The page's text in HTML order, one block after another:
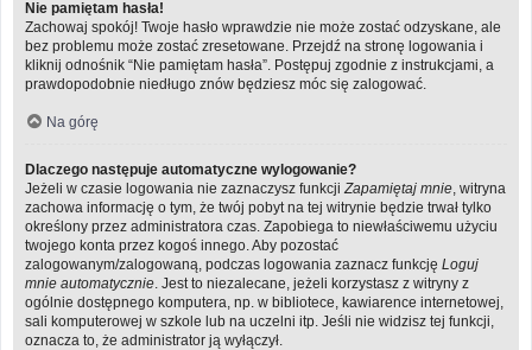
Nie pamiętam hasła!
Zachowaj spokój! Twoje hasło wprawdzie nie może zostać odzyskane, ale
bez problemu może zostać zresetowane. Przejdź na stronę logowania i
kliknij odnośnik “Nie pamiętam hasła”. Postępuj zgodnie z instrukcjami, a
prawdopodobnie niedługo znów będziesz móc się zalogować.
Na górę
Dlaczego następuje automatyczne wylogowanie?
Jeżeli w czasie logowania nie zaznaczysz funkcji Zapamiętaj mnie , witryna
zachowa informację o tym, że twój pobyt na tej witrynie będzie trwał tylko
określony przez administratora czas. Zapobiega to niewłaściwemu użyciu
twojego konta przez kogoś innego. Aby pozostać
zalogowanym/zalogowaną, podczas logowania zaznacz funkcję Loguj
mnie automatycznie . Jest to niezalecane, jeżeli korzystasz z witryny z
ogólnie dostępnego komputera, np. w bibliotece, kawiarence internetowej,
sali komputerowej w szkole lub na uczelni itp. Jeśli nie widzisz tej funkcji,
oznacza to, że administrator ją wyłączył.